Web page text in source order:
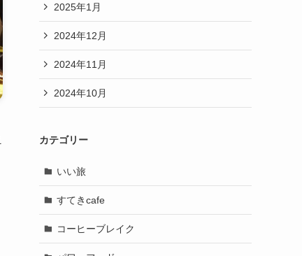
2025年1月
2024年12月
2024年11月
2024年10月
カテゴリー
いい旅
すてきcafe
コーヒーブレイク